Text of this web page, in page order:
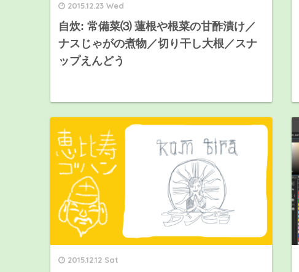
2015.12.23 Wed
自炊: 常備菜⑶ 蓮根や根菜の甘酢漬け／
ナスじゃがの煮物／切り干し大根／スナ
ップえんどう
2015.12.12 Sat